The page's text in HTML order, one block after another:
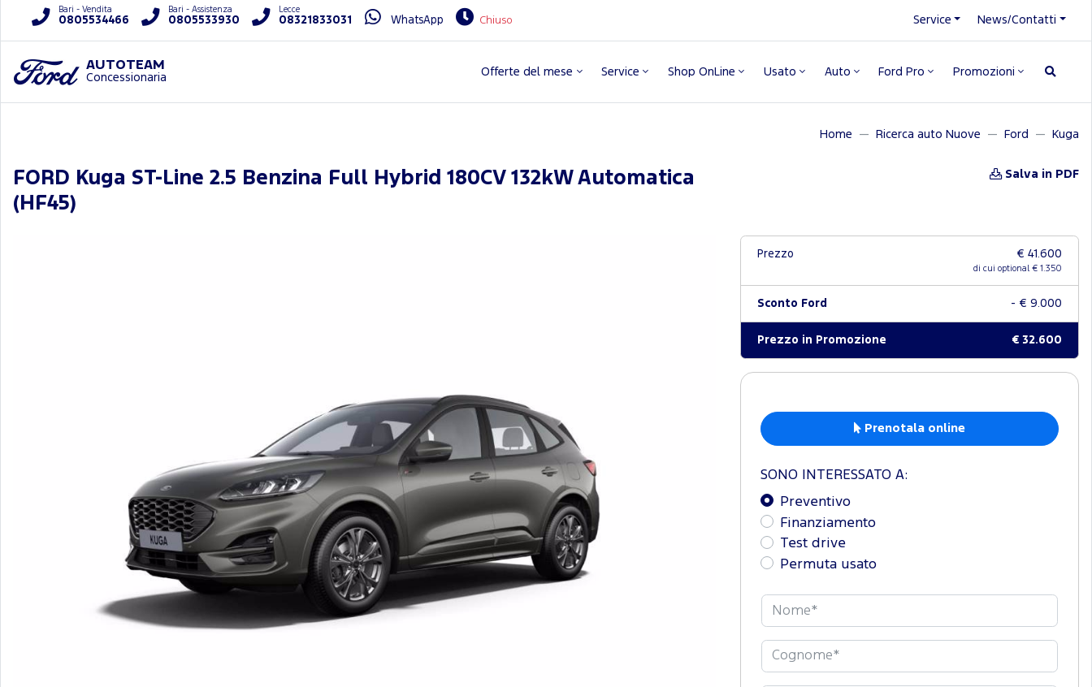
Bari - Vendita
0805534466
Bari - Assistenza
0805533930
Lecce
08321833031 WhatsApp Chiuso Service News/Contatti
AUTOTEAM
Concessionaria Offerte del mese Service Shop OnLine Usato Auto Ford Pro Promozioni
Home Ricerca auto Nuove Ford Kuga
FORD Kuga ST-Line 2.5 Benzina Full Hybrid 180CV 132kW Automatica
(HF45)
Salva in PDF
Prezzo € 41.600
di cui optional € 1.350
Sconto Ford - € 9.000
Prezzo in Promozione € 32.600
Prenotala online
SONO INTERESSATO A:
Preventivo
Finanziamento
Test drive
Permuta usato